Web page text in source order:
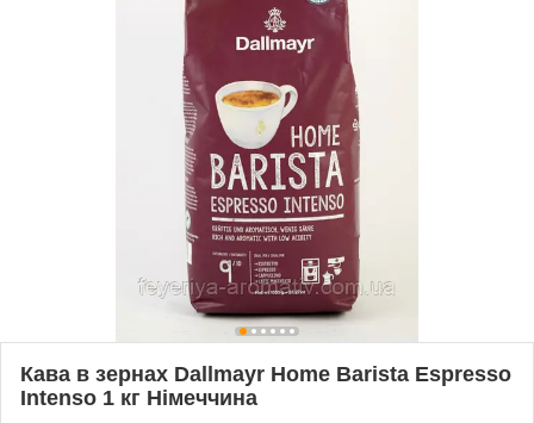
Кава в зернах Dallmayr Home Barista Espresso
Intenso 1 кг Німеччина